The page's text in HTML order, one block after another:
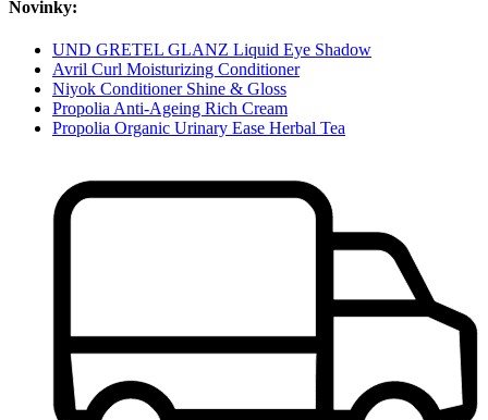
Novinky:
UND GRETEL GLANZ Liquid Eye Shadow
Avril Curl Moisturizing Conditioner
Niyok Conditioner Shine & Gloss
Propolia Anti-Ageing Rich Cream
Propolia Organic Urinary Ease Herbal Tea